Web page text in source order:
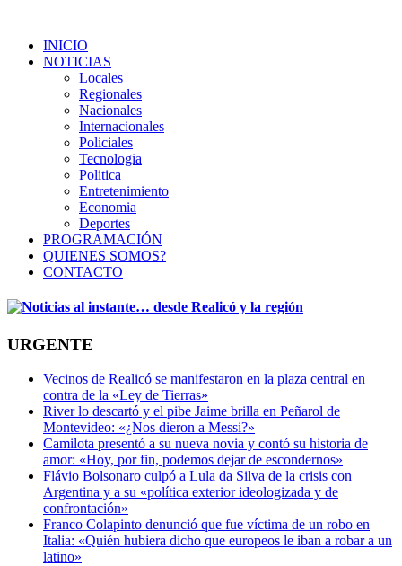
INICIO
NOTICIAS
Locales
Regionales
Nacionales
Internacionales
Policiales
Tecnologia
Politica
Entretenimiento
Economia
Deportes
PROGRAMACIÓN
QUIENES SOMOS?
CONTACTO
URGENTE
Vecinos de Realicó se manifestaron en la plaza central en
contra de la «Ley de Tierras»
River lo descartó y el pibe Jaime brilla en Peñarol de
Montevideo: «¿Nos dieron a Messi?»
Camilota presentó a su nueva novia y contó su historia de
amor: «Hoy, por fin, podemos dejar de escondernos»
Flávio Bolsonaro culpó a Lula da Silva de la crisis con
Argentina y a su «política exterior ideologizada y de
confrontación»
Franco Colapinto denunció que fue víctima de un robo en
Italia: «Quién hubiera dicho que europeos le iban a robar a un
latino»